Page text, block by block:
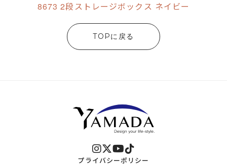
8673 2段ストレージボックス ネイビー
TOPに戻る
プライバシーポリシー